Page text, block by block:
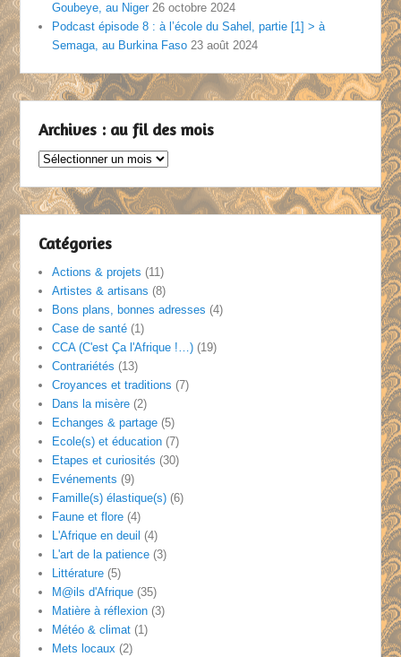
Goubeye, au Niger 26 octobre 2024
Podcast épisode 8 : à l’école du Sahel, partie [1] > à
Semaga, au Burkina Faso 23 août 2024
Archives : au fil des mois
Archives
au
fil
des
Catégories
Actions & projets (11)
Artistes & artisans (8)
Bons plans, bonnes adresses (4)
Case de santé (1)
CCA (C'est Ça l'Afrique !…) (19)
Contrariétés (13)
Croyances et traditions (7)
Dans la misère (2)
Echanges & partage (5)
Ecole(s) et éducation (7)
Etapes et curiosités (30)
Evénements (9)
Famille(s) élastique(s) (6)
Faune et flore (4)
L'Afrique en deuil (4)
L'art de la patience (3)
Littérature (5)
M@ils d'Afrique (35)
Matière à réflexion (3)
Météo & climat (1)
Mets locaux (2)